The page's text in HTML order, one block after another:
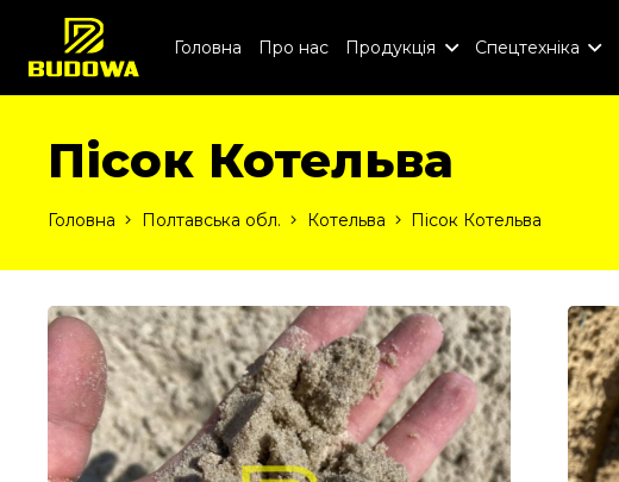
Головна Про нас Продукція Спецтехніка
Пісок Котельва
Головна Полтавська обл. Котельва Пісок Котельва